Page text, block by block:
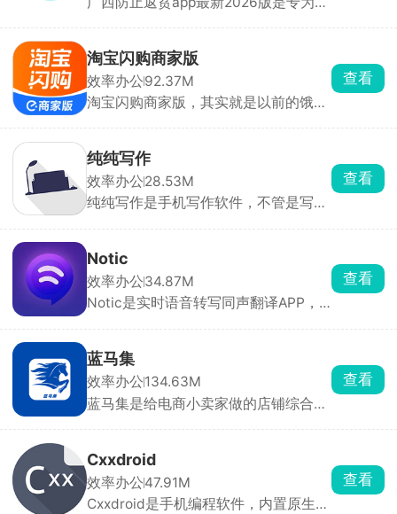
需求，线下走访，在线登记管理。在广
西防止返贫app上可以第一时间及时了
解到最新的帮付政策，以便线下快速的
开展脱贫工作。
淘宝闪购商家版
效率办公92.37M
淘宝闪购商家版，其实就是以前的饿了
板，可以用它打理线上店铺。货品上
架、改价格、改库存、开关门店营业全
都手机随手搞定，也能自己装修线上店
铺页面。平台自带满减、优惠券、特价
的客源，新店经常有免佣金、流量扶持
的福利。
查看
纯纯写作
效率办公28.53M
纯纯写作是手机写作软件，不管是写长
版本回溯功能，整篇文字删掉、手机突
然关机重启，打开历史记录就能复原全
部内容，还有废纸篓留存删除文稿。纯
净无广告写作环境，是稳当靠谱的码字
查看
Notic
效率办公34.87M
Notic是实时语音转写同声翻译APP，
容，中英混讲也能识别，AI直接给谈话
精简总结，不用手动整理记录，并且本
地处理录音不上传，隐私性很好，文稿
可以直接导出保存。有免费试用时长，
查看
蓝马集
效率办公134.63M
蓝马集是给电商小卖家做的店铺综合管
就能统一打理。可以直接从 1688 扒取
货源详情，批量上架铺货，一键改售
价、运费。手机电脑消息互通，出门也
能回复买家消息。
查看
Cxxdroid
效率办公47.91M
Cxxdroid是手机编程软件，内置原生编
查看